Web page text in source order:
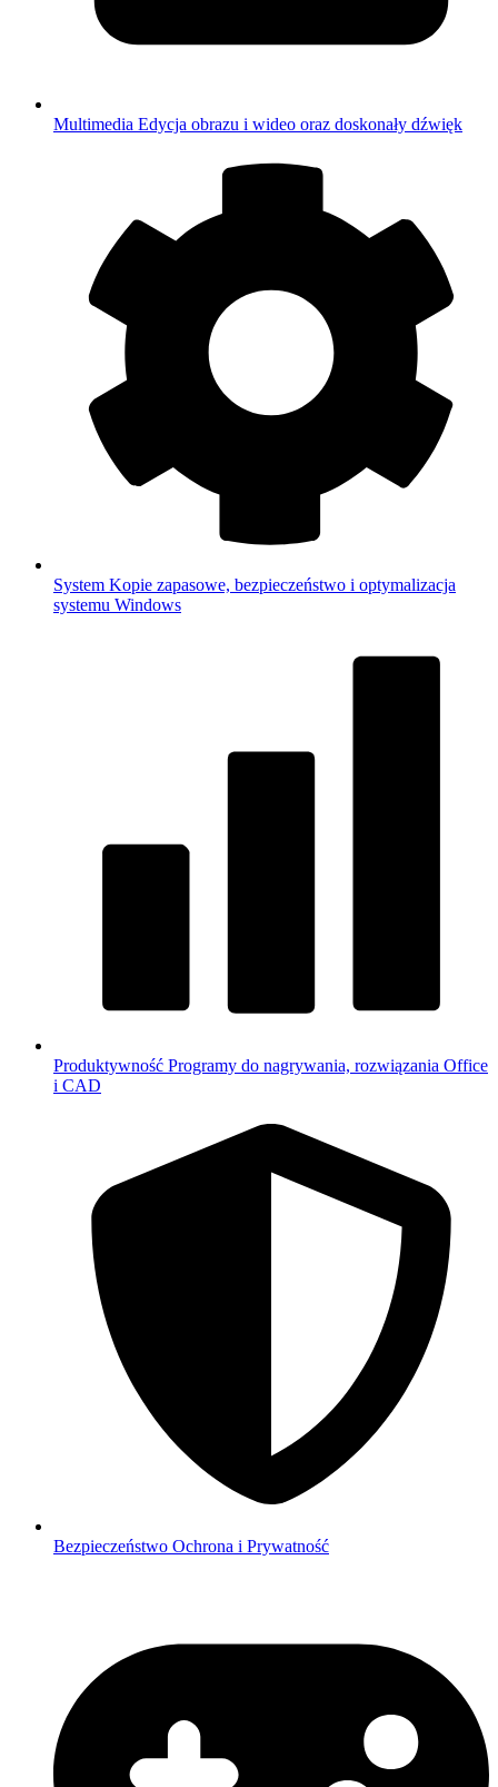
Multimedia Edycja obrazu i wideo oraz doskonały dźwięk
System Kopie zapasowe, bezpieczeństwo i optymalizacja
systemu Windows
Produktywność Programy do nagrywania, rozwiązania Office
i CAD
Bezpieczeństwo Ochrona i Prywatność